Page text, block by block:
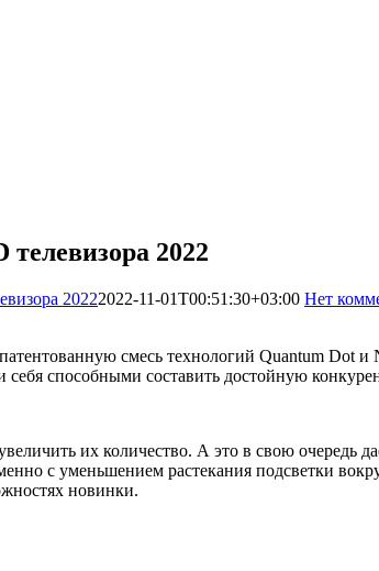
2022
20222022-11-01T00:51:30+03:00 Нет
смесь технологий Quantum
себя способными составить достойную
их количество. А это в свою очередь
с уменьшением растекания подсветки
новинки.